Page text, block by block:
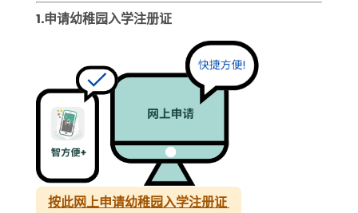
1.申请幼稚园入学注册证
按此网上申请幼稚园入学注册证